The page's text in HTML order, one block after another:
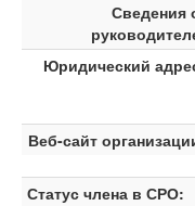
Сведения
Юридический
Веб-сайт
Статус члена в СРО: